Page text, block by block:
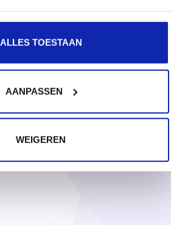
ALLES TOESTAAN
AANPASSEN
WEIGEREN